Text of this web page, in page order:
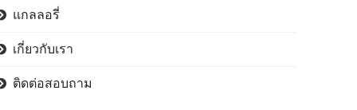
แกลลอรี่
เกี่ยวกับเรา
ติดต่อสอบถาม